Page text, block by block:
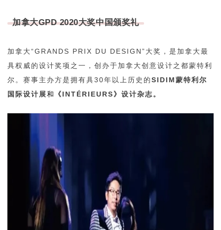
加拿大GPD 2020大奖中国颁奖礼
加拿大“GRANDS PRIX DU DESIGN”大奖 ，是加拿大最
具权威的设计奖项之一，创办于加拿大创意设计之都蒙特利
尔 。赛事主办方是拥有具30年以上历史的SIDIM蒙特利尔
国际设计展和 《INTÉRIEURS》设计杂志。